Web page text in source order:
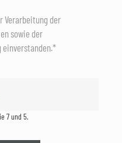
Verarbeitung der
sowie der
einverstanden.*
7 und 5.